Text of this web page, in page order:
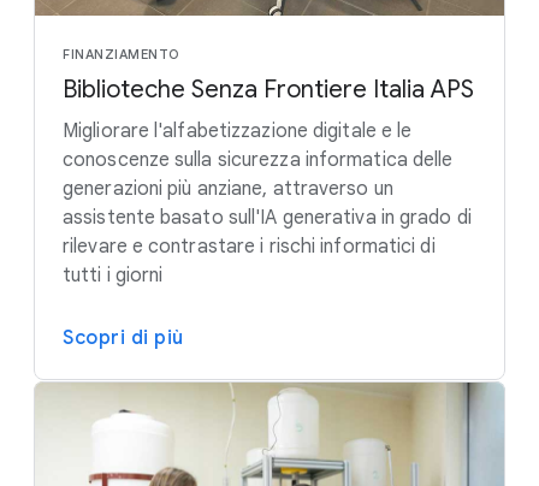
FINANZIAMENTO
Biblioteche Senza Frontiere Italia APS
Migliorare l'alfabetizzazione digitale e le
conoscenze sulla sicurezza informatica delle
generazioni più anziane, attraverso un
assistente basato sull'IA generativa in grado di
rilevare e contrastare i rischi informatici di
tutti i giorni
Scopri di più